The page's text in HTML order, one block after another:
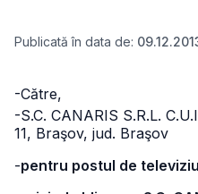
Publicată în data de:
-Către,
-S.C. CANARIS S.R.L.
11, Braşov, jud. Braşov
-pentru postul de